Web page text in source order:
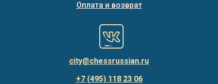
city@chessrussian.ru
+7 (495) 118 23 06
Оплата и возврат